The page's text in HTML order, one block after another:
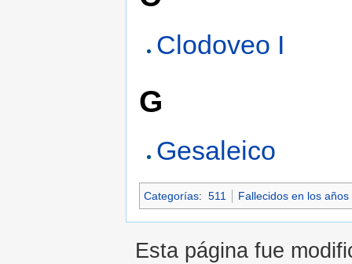
Clodoveo I
G
Gesaleico
Categorías: 511 Fallecidos en los años
Esta página fue